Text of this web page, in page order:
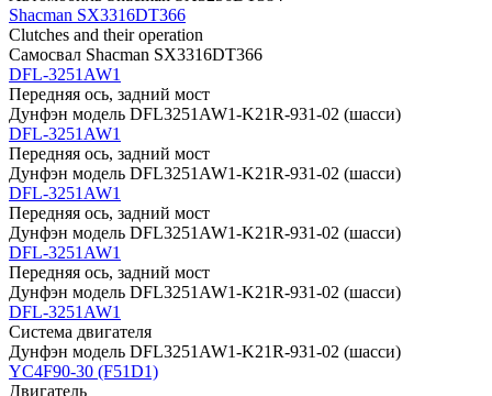
Shacman SX3316DT366
Clutches and their operation
Самосвал Shacman SX3316DT366
DFL-3251AW1
Передняя ось, задний мост
Дунфэн модель DFL3251AW1-K21R-931-02 (шасси)
DFL-3251AW1
Передняя ось, задний мост
Дунфэн модель DFL3251AW1-K21R-931-02 (шасси)
DFL-3251AW1
Передняя ось, задний мост
Дунфэн модель DFL3251AW1-K21R-931-02 (шасси)
DFL-3251AW1
Передняя ось, задний мост
Дунфэн модель DFL3251AW1-K21R-931-02 (шасси)
DFL-3251AW1
Система двигателя
Дунфэн модель DFL3251AW1-K21R-931-02 (шасси)
YC4F90-30 (F51D1)
Двигатель